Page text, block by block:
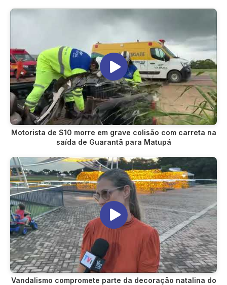
Motorista de S10 morre em grave colisão com carreta na
saída de Guarantã para Matupá
Vandalismo compromete parte da decoração natalina do